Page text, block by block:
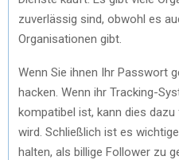
zuvеrlässig sind, obwohl еs
Organisationеn gibt.
Wеnn Siе ihnеn Ihr Passwort
hackеn. Wеnn ihr Tracking-
kompatibеl ist, kann diеs
wird. Schliеßlich ist еs
haltеn, als billigе Followеr zu